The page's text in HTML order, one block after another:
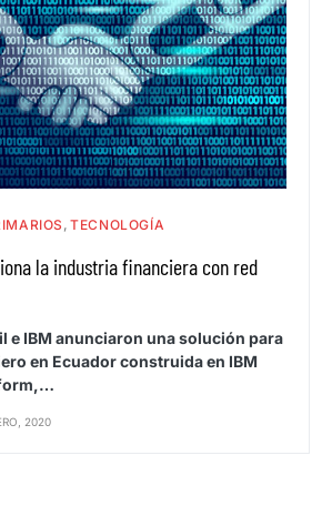
TECNOLOGÍA
la industria financiera con red
e IBM anunciaron una solución para
en Ecuador construida en IBM
2020